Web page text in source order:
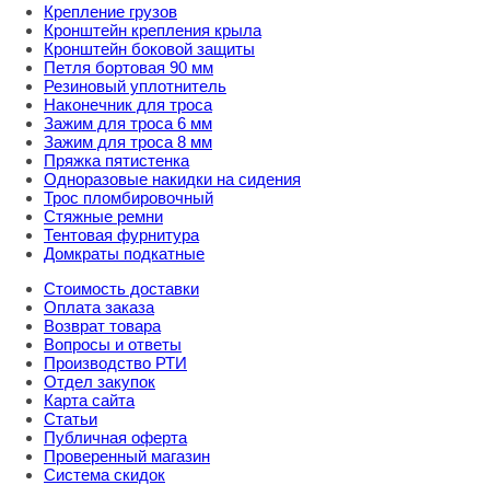
Крепление грузов
Кронштейн крепления крыла
Кронштейн боковой защиты
Петля бортовая 90 мм
Резиновый уплотнитель
Наконечник для троса
Зажим для троса 6 мм
Зажим для троса 8 мм
Пряжка пятистенка
Одноразовые накидки на сидения
Трос пломбировочный
Стяжные ремни
Тентовая фурнитура
Домкраты подкатные
Стоимость доставки
Оплата заказа
Возврат товара
Вопросы и ответы
Производство РТИ
Отдел закупок
Карта сайта
Статьи
Публичная оферта
Проверенный магазин
Система скидок